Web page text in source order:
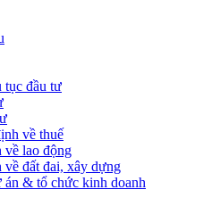
bố công khai quyết toán ngân
tâm Xúc tiến đầu tư phía Bắc
Nam, Bỉ thúc đẩy hợp tác đổi
tục đầu tư
về thuế
về lao động
về đất đai, xây dựng
án & tổ chức kinh doanh